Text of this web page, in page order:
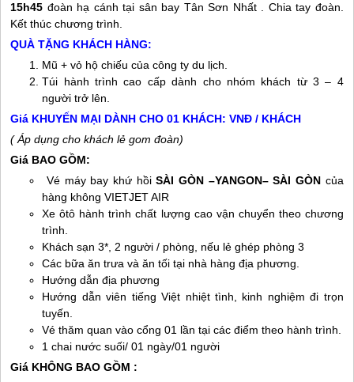
15h45 đoàn hạ cánh tại sân bay Tân Sơn Nhất . Chia tay đoàn.
Kết thúc chương trình.
QUÀ TẶNG KHÁCH HÀNG:
Mũ + vỏ hộ chiếu của công ty du lịch.
Túi hành trình cao cấp dành cho nhóm khách từ 3 – 4
người trở lên.
Giá KHUYẾN MẠI DÀNH CHO 01 KHÁCH: VNĐ / KHÁCH
( Áp dụng cho khách lẻ gom đoàn)
Giá BAO GỒM:
Vé máy bay khứ hồiSÀI GÒN –YANGON– SÀI GÒN của
hàng không VIETJET AIR
Xe ôtô hành trình chất lượng cao vận chuyển theo chương
trình.
Khách sạn 3*, 2 người / phòng, nếu lẻ ghép phòng 3
Các bữa ăn trưa và ăn tối tại nhà hàng địa phương.
Hướng dẫn địa phương
Hướng dẫn viên tiếng Việt nhiệt tình, kinh nghiệm đi trọn
tuyến.
Vé thăm quan vào cổng 01 lần tại các điểm theo hành trình.
1 chai nước suối/ 01 ngày/01 người
Giá KHÔNG BAO GỒM :